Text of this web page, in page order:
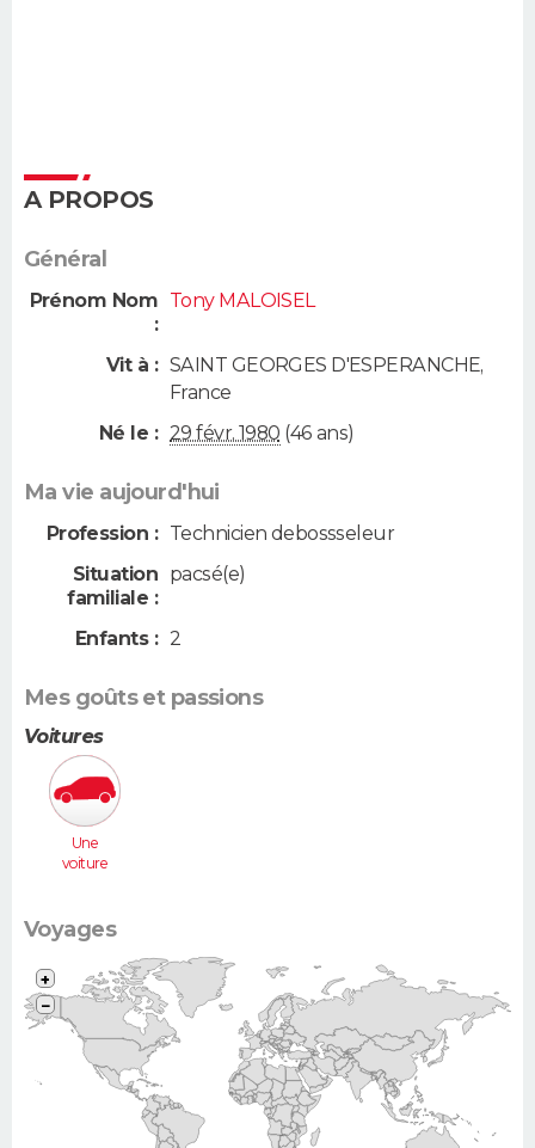
A PROPOS
Général
Prénom Nom
:
Tony MALOISEL
Vit à : SAINT GEORGES D'ESPERANCHE,
France
Né le : 29 févr. 1980 (46 ans)
Ma vie aujourd'hui
Profession : Technicien debossseleur
Situation
familiale :
pacsé(e)
Enfants : 2
Mes goûts et passions
Voitures
Une
voiture
307...)
Voyages
+
−